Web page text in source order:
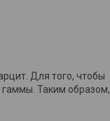
Для того, чтобы
гаммы. Таким образом,